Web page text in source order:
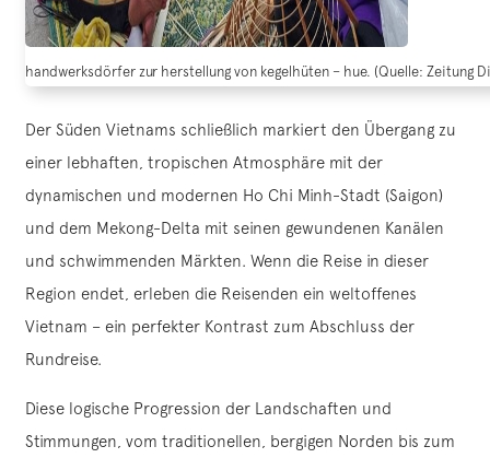
handwerksdörfer zur herstellung von kegelhüten – hue. (Quelle: Zeitung
Der Süden Vietnams schließlich markiert den Übergang zu
einer lebhaften, tropischen Atmosphäre mit der
dynamischen und modernen Ho Chi Minh-Stadt (Saigon)
und dem Mekong-Delta mit seinen gewundenen Kanälen
und schwimmenden Märkten. Wenn die Reise in dieser
Region endet, erleben die Reisenden ein weltoffenes
Vietnam – ein perfekter Kontrast zum Abschluss der
Rundreise.
Diese logische Progression der Landschaften und
Stimmungen, vom traditionellen, bergigen Norden bis zum